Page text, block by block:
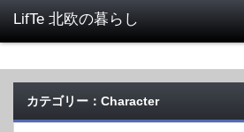
カテゴリー：Character